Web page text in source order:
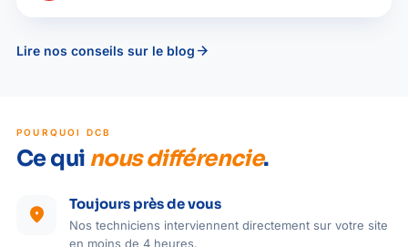
Lire nos conseils sur le blog arrow_forward
POURQUOI DCB
Ce qui nous différencie.
location_on Toujours près de vous
Nos techniciens interviennent directement sur votre site
en moins de 4 heures.